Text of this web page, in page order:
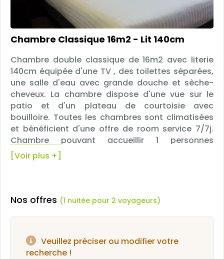
Chambre Classique 16m2 - Lit 140cm
Chambre double classique de 16m2 avec literie
140cm équipée d'une TV , des toilettes séparées,
une salle d'eau avec grande douche et sèche-
cheveux. La chambre dispose d'une vue sur le
patio et d'un plateau de courtoisie avec
bouilloire. Toutes les chambres sont climatisées
et bénéficient d'une offre de room service 7/7j.
Chambre pouvant accueillir 1 personnes
maximum.
[Voir plus +]
Nos offres (1 nuitée pour 2 voyageurs)
Veuillez préciser ou modifier votre
recherche !